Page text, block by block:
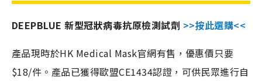
DEEPBLUE 新型冠狀病毒抗原檢測試劑 >>按此選購<<
產品現時於HK Medical Mask官網有售，優惠價只要
$18/件。產品已獲得歐盟CE1434認證，可供民眾進行自